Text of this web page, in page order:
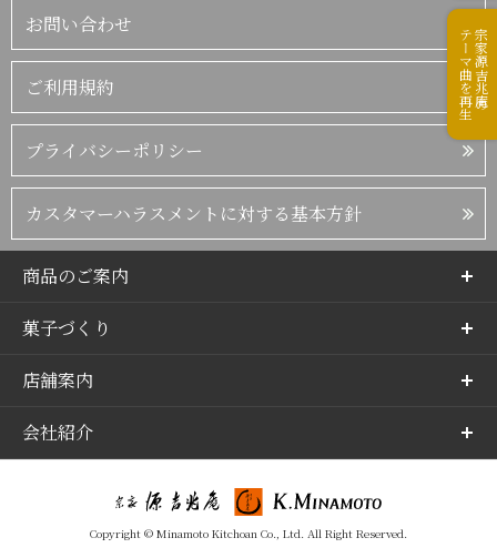
お問い合わせ
ご利用規約
プライバシーポリシー
カスタマーハラスメントに対する基本方針
商品のご案内
菓子づくり
店舗案内
会社紹介
Copyright © Minamoto Kitchoan Co., Ltd. All Right Reserved.
宗家源吉兆庵の
テーマ曲を再生